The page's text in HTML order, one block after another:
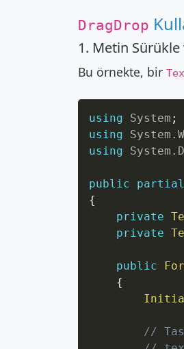
DragDrop
1. Metin Sürükle
Bu örnekte, bir
using System ;
using
System .
using
System .
public partial
{
private
private
public
{
//